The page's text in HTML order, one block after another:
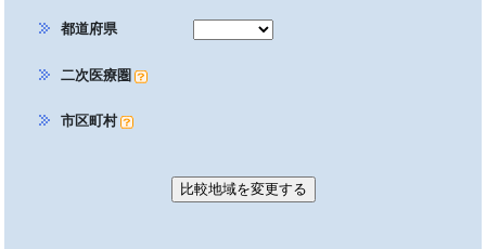
都道府県
二次医療圏
市区町村